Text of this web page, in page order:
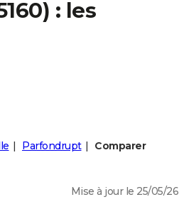
: les
Parfondrupt
Comparer
Mise à jour le 25/05/26